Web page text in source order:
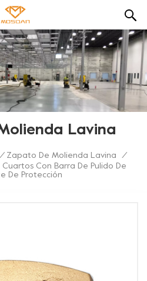
Lavina
/ Zapato De Molienda Lavina
/
Con Barra De Pulido De
De Protección